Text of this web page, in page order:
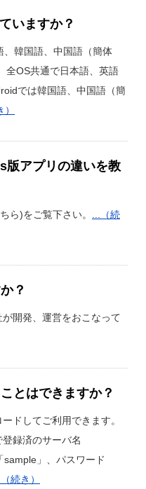
いますか？
韓国語、中国語（簡体
全OS共通で日本語、英語
では韓国語、中国語（簡
アプリの違いを教
ら)をご覧下さい。
...（続
？
開発、運営をおこなって
とはできますか？
ドしてご利用できます。
録済のサーバ名
sample」、パスワード
（続き）